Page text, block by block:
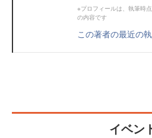
※プロフィールは、執筆時
の内容です
この著者の最近の
イベン